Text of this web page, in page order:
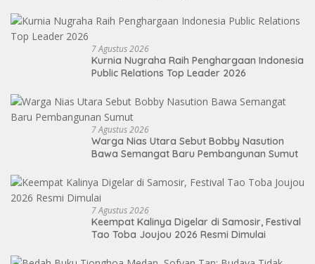
7 Agustus 2026
Kurnia Nugraha Raih Penghargaan Indonesia
Public Relations Top Leader 2026
7 Agustus 2026
Warga Nias Utara Sebut Bobby Nasution
Bawa Semangat Baru Pembangunan Sumut
7 Agustus 2026
Keempat Kalinya Digelar di Samosir, Festival
Tao Toba Joujou 2026 Resmi Dimulai